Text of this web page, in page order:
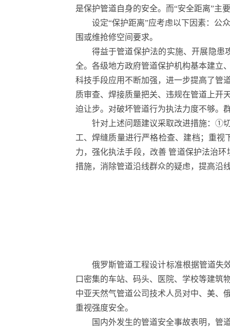
是保护管道自身的安全。而“安全距离”主
设定“保护距离”应考虑以下因素：公
围或维抢修空间要求。
得益于管道保护法的实施、开展隐患
全。各级地方政府管道保护机构基本建立
科技手段应用不断加强，进一步提高了管
质审查、焊接质量把关、违规在管道上开
迫让步。对破坏管道行为执法力度不够。
针对上述问题建议采取改进措施：①
工、焊缝质量进行严格检查、建档；重
力，强化执法手段，改善 管道保护法治
措施，消除管道沿线群众的疑虑，提高沿
俄罗斯管道工程设计标准根据管道失
口密集的车站、码头、医院、学校等建筑
中亚天然气管道公司技术人员对中、美、
重视强度安全。
国内外发生的管道安全事故表明，管